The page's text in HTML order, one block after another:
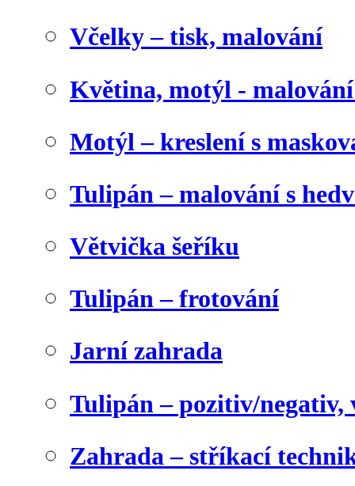
Včelky – tisk, malování
Květina, motýl -
Motýl – kreslení s
Tulipán – malování s
Větvička šeříku
Tulipán – frotování
Jarní zahrada
Tulipán – pozitiv/negativ,
Zahrada – stříkací